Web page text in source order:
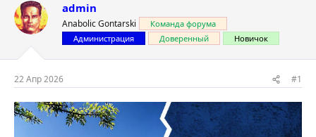
о
р
т
м
ы
а
н
а
ч
а
л
а
admin
Anabolic Gontarski
Команда форума
Администрация
Доверенный Новичок
22 Апр 2026 #1